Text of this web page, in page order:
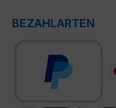
BEZAHLARTEN